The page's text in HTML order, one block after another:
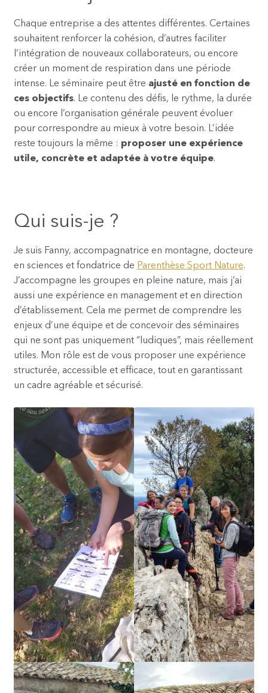
Chaque entreprise a des attentes différentes. Certaines
souhaitent renforcer la cohésion, d’autres faciliter
l’intégration de nouveaux collaborateurs, ou encore
créer un moment de respiration dans une période
intense. Le séminaire peut être ajusté en fonction de
ces objectifs. Le contenu des défis, le rythme, la durée
ou encore l’organisation générale peuvent évoluer
pour correspondre au mieux à votre besoin. L’idée
reste toujours la même : proposer une expérience
utile, concrète et adaptée à votre équipe.
Qui suis-je ?
Je suis Fanny, accompagnatrice en montagne, docteure
en sciences et fondatrice de Parenthèse Sport Nature.
J’accompagne les groupes en pleine nature, mais j’ai
aussi une expérience en management et en direction
d’établissement. Cela me permet de comprendre les
enjeux d’une équipe et de concevoir des séminaires
qui ne sont pas uniquement “ludiques”, mais réellement
utiles. Mon rôle est de vous proposer une expérience
structurée, accessible et efficace, tout en garantissant
un cadre agréable et sécurisé.